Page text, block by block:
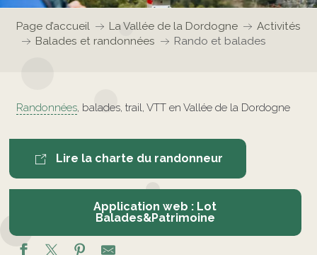
Page d’accueil La Vallée de la Dordogne
Activités
Balades et randonnées
Rando et balades
Randonnées, balades, trail, VTT en Vallée de la Dordogne
Lire la charte du randonneur
Application web : Lot
Balades&Patrimoine